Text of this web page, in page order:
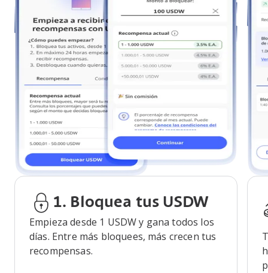
1. Bloquea tus USDW
Empieza desde 1 USDW y gana todos los
días. Entre más bloquees, más crecen tus
recompensas.